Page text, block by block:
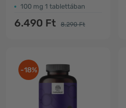
100 mg 1 tablettában
6.490 Ft 8.290 Ft
-18%